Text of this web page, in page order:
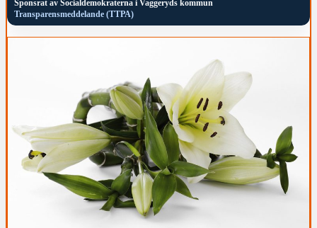
Sponsrat av Socialdemokraterna i Vaggeryds kommun
Transparensmeddelande (TTPA)